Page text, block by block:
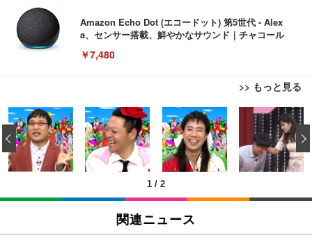
Amazon Echo Dot (エコードット) 第5世代 - Alex
a、センサー搭載、鮮やかなサウンド｜チャコール
￥7,480
>> もっと見る
[EdoErgo] オフィスチェア 椅子 テレワーク 疲れな
い 跳ね上げ式アームレスト コンパクト 約105度ロッ
キング pc 事務椅子 360度回転 座面昇降 強化ナイロ
ン樹脂ベース 通気性メッシュ 在宅ワーク H-WY01
(黒網+黒枠+黒足)
￥5,699
SIHOO B100 オフィスチェア／デスクチェア メッシ
ュチェア 人間工学 疲れない ブラック
￥27,999
EIZO ビジネス向けプレミアムモニター | FlexScan
EV3240X-WT | 31.5型4K UHD・USB Type-C・ホワ
イト
￥105,595
EIZO ビジネス向けプレミアムモニター | FlexScan
Amazonベーシック ペットシーツ 薄型 レギュラー 1
回使い捨て 無香料 ホワイト 300枚
￥3,373
Amazonベーシック ペットシーツ 厚型 ワイド 42枚
x2袋(84枚) ホワイト(吸収面:ライトブルー)
￥3,234
1 / 2
‹
関連ニュース